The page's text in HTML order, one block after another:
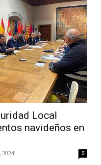
Local
navideños en
0